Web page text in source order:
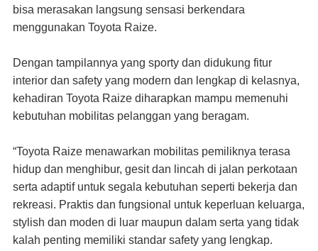
bisa merasakan langsung sensasi berkendara
menggunakan Toyota Raize.
Dengan tampilannya yang sporty dan didukung fitur
interior dan safety yang modern dan lengkap di kelasnya,
kehadiran Toyota Raize diharapkan mampu memenuhi
kebutuhan mobilitas pelanggan yang beragam.
“Toyota Raize menawarkan mobilitas pemiliknya terasa
hidup dan menghibur, gesit dan lincah di jalan perkotaan
serta adaptif untuk segala kebutuhan seperti bekerja dan
rekreasi. Praktis dan fungsional untuk keperluan keluarga,
stylish dan moden di luar maupun dalam serta yang tidak
kalah penting memiliki standar safety yang lengkap.